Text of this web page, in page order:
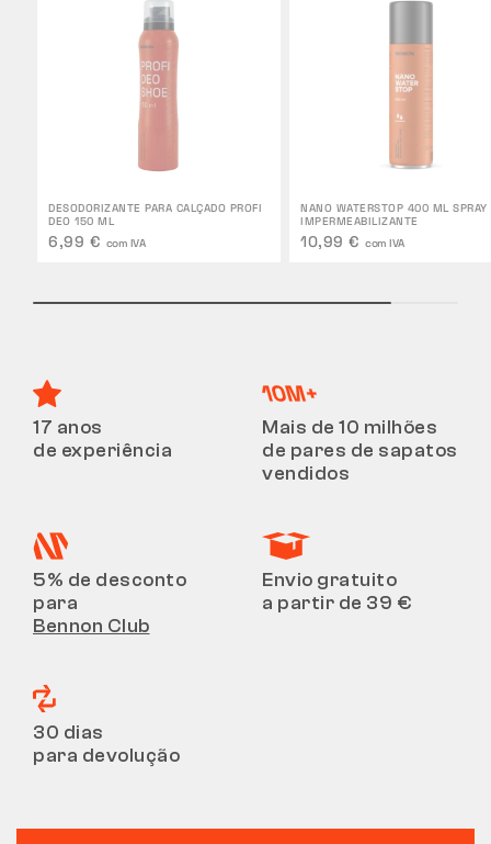
DESODORIZANTE PARA CALÇADO PROFI
DEO 150 ML
6,99 € com IVA
NANO WATERSTOP 400 ML SPRAY
IMPERMEABILIZANTE
10,99 € com IVA
17 anos
de experiência
Mais de 10 milhões
de pares de sapatos
vendidos
5% de desconto
para
Bennon Club
Envio gratuito
a partir de 39 €
30 dias
para devolução